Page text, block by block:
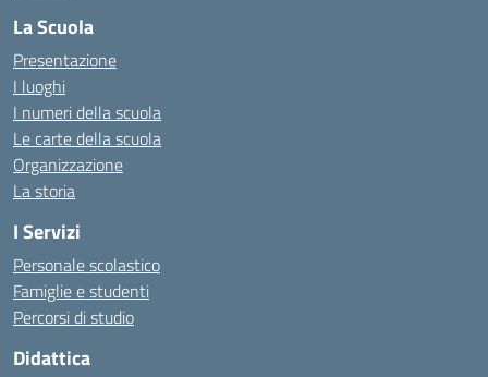
La Scuola
Presentazione
I luoghi
I numeri della scuola
Le carte della scuola
Organizzazione
La storia
I Servizi
Personale scolastico
Famiglie e studenti
Percorsi di studio
Didattica